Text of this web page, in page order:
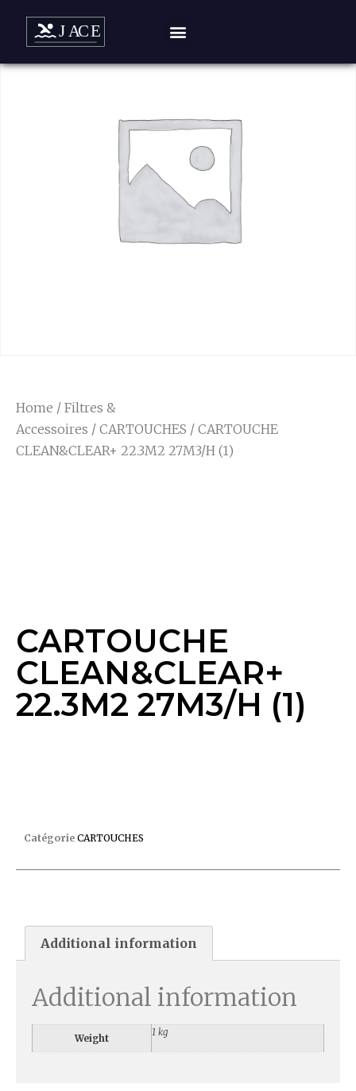
Home / Filtres &
Accessoires / CARTOUCHES / CARTOUCHE
CLEAN&CLEAR+ 22.3M2 27M3/H (1)
CARTOUCHE
CLEAN&CLEAR+
22.3M2 27M3/H (1)
Catégorie CARTOUCHES
Additional information
Additional information
Weight
1 kg